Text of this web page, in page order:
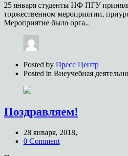
25 января студенты НФ ПГУ
торжественном мероприятии,
Мероприятие было орга..
Posted by Пресс Центр
Posted in Внеучебная
Поздравляем!
28 января, 2018,
0 Comment